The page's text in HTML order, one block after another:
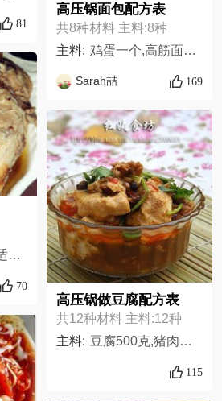
81
适量
70
高压锅面包配方表
共8种材料 主料:8种
主料: 鸡蛋一个,高筋面粉500g,盐少许,白砂糖少许,酵母5g,水或牛奶适量,黄油安佳的。10g,植物油或橄榄油,
Sarah喆 169
高压锅做豆腐配方表
共12种材料 主料:12种
主料: 豆腐500克,猪肉末50克,郫县豆瓣酱一大勺,黄豆酱一大勺,八角一个,花椒少许,十三香,蒸鱼豉油,葱末适量,姜末适量,蒜末适量,盐适量,
115